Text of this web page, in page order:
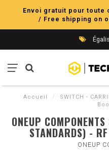
Envoi gratuit pour toute
/ Free shipping on
Accueil /
SWITCH -
ONEUP
STANDARDS) -
ONEUP